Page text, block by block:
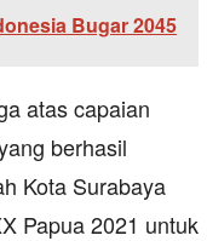
Bugar 2045
atas capaian
berhasil
Kota Surabaya
Papua 2021 untuk